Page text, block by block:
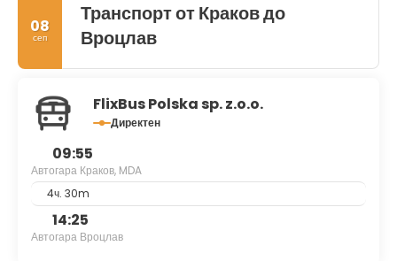
08
сеп
Транспорт от Краков до
Вроцлав
FlixBus Polska sp. z.o.o.
Директен
09:55
Автогара Краков, MDA
4ч. 30m
14:25
Автогара Вроцлав